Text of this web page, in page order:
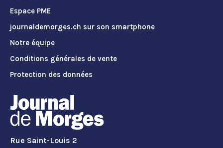
Espace PME
journaldemorges.ch sur son smartphone
Notre équipe
Conditions générales de vente
Protection des données
Rue Saint-Louis 2